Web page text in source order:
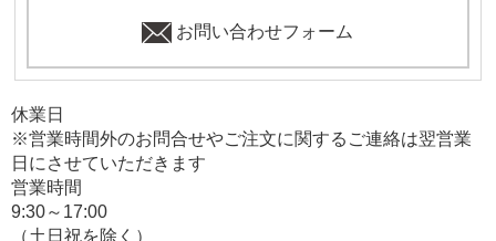
お問い合わせフォーム
休業日
※営業時間外のお問合せやご注文に関するご連絡は翌営業
日にさせていただきます
営業時間
9:30～17:00
（土日祝を除く）